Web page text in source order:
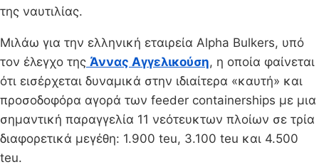
της ναυτιλίας.
Μιλάω για την ελληνική εταιρεία Alpha Bulkers, υπό
τον έλεγχο της Άννας Αγγελικούση, η οποία φαίνεται
ότι εισέρχεται δυναμικά στην ιδιαίτερα «καυτή» και
προσοδοφόρα αγορά των feeder containerships με μια
σημαντική παραγγελία 11 νεότευκτων πλοίων σε τρία
διαφορετικά μεγέθη: 1.900 teu, 3.100 teu και 4.500
teu.